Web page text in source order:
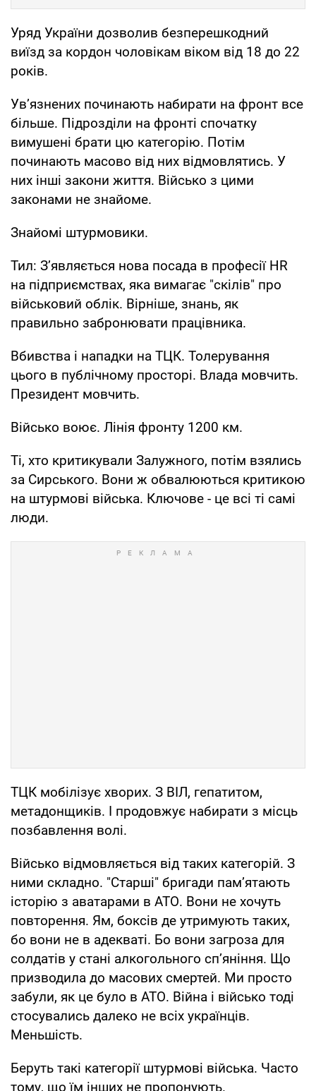
Уряд України дозволив безперешкодний
виїзд за кордон чоловікам віком від 18 до 22
років.
Ув’язнених починають набирати на фронт все
більше. Підрозділи на фронті спочатку
вимушені брати цю категорію. Потім
починають масово від них відмовлятись. У
них інші закони життя. Військо з цими
законами не знайоме.
Знайомі штурмовики.
Тил: Зʼявляється нова посада в професії НR
на підприємствах, яка вимагає "скілів" про
військовий облік. Вірніше, знань, як
правильно забронювати працівника.
Вбивства і нападки на ТЦК. Толерування
цього в публічному просторі. Влада мовчить.
Президент мовчить.
Військо воює. Лінія фронту 1200 км.
Ті, хто критикували Залужного, потім взялись
за Сирського. Вони ж обвалюються критикою
на штурмові війська. Ключове - це всі ті самі
люди.
ТЦК мобілізує хворих. З ВІЛ, гепатитом,
метадонщиків. І продовжує набирати з місць
позбавлення волі.
Військо відмовляється від таких категорій. З
ними складно. "Старші" бригади памʼятають
історію з аватарами в АТО. Вони не хочуть
повторення. Ям, боксів де утримують таких,
бо вони не в адекваті. Бо вони загроза для
солдатів у стані алкогольного спʼяніння. Що
призводила до масових смертей. Ми просто
забули, як це було в АТО. Війна і військо тоді
стосувались далеко не всіх українців.
Меньшість.
Беруть такі категорії штурмові війська. Часто
тому, що їм інших не пропонують.